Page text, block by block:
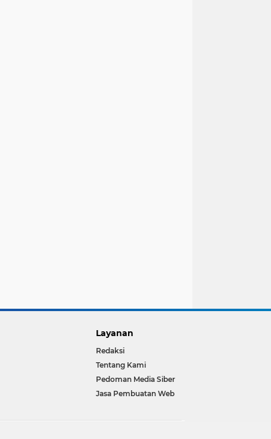
Layanan
Redaksi
Tentang Kami
Pedoman Media Siber
Jasa Pembuatan Web